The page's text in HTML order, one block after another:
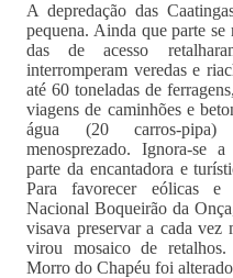
A depredação das
pequena. Ainda que parte
das de acesso
interromperam veredas e
até 60 toneladas de
viagens de caminhões e
água (20 carros-
menosprezado. Ignora-se
parte da encanta­dora e
Para favorecer eólicas e
Nacional Boqueirão da
visava preservar a cada vez
virou mosaico de
Morro do Chapéu foi